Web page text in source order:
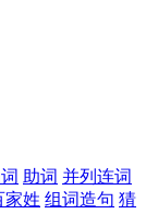
助词 并列连词
家姓 组词造句 猜